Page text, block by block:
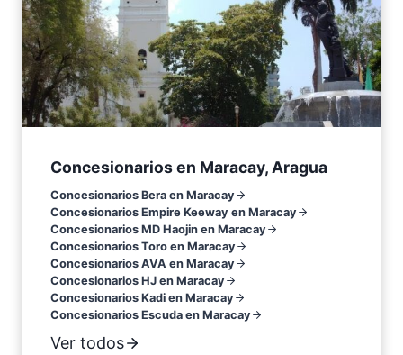
Concesionarios en Maracay, Aragua
Concesionarios Bera en Maracay
Concesionarios Empire Keeway en Maracay
Concesionarios MD Haojin en Maracay
Concesionarios Toro en Maracay
Concesionarios AVA en Maracay
Concesionarios HJ en Maracay
Concesionarios Kadi en Maracay
Concesionarios Escuda en Maracay
Ver todos